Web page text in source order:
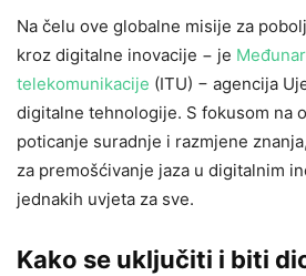
Na čelu ove globalne misije za
kroz digitalne inovacije − je
telekomunikacije (ITU) − agencija
digitalne tehnologije. S fokusom na
poticanje suradnje i razmjene
za premošćivanje jaza u digitalnim
jednakih uvjeta za sve.
Kako se uključiti i biti